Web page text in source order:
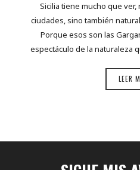
Sicilia tiene mucho que
ciudades, sino también
Porque esos son las
espectáculo de la naturaleza
LEER